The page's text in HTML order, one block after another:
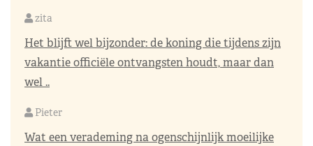
zita
Het blijft wel bijzonder: de koning die tijdens zijn
vakantie officiële ontvangsten houdt, maar dan
wel ..
Pieter
Wat een verademing na ogenschijnlijk moeilijke